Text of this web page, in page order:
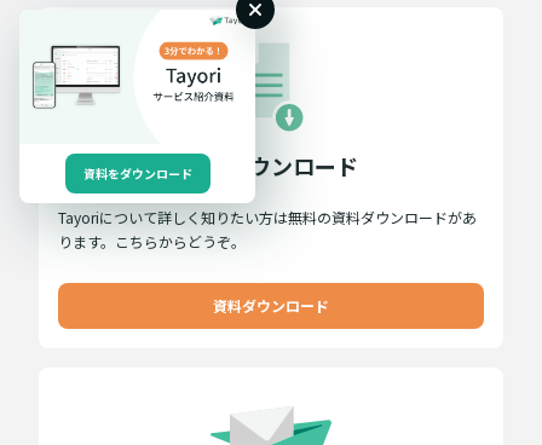
資料ダウンロード
Tayoriについて詳しく知りたい方は無料の資料ダウンロードがあ
ります。こちらからどうぞ。
資料ダウンロード
資料をダウンロード